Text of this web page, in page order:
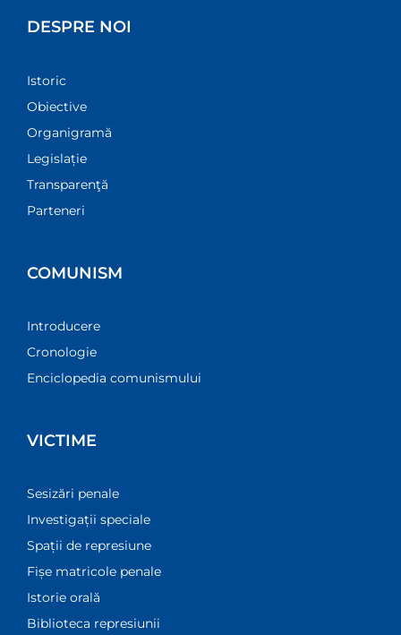
DESPRE NOI
Istoric
Obiective
Organigramă
Legislație
Transparenţă
Parteneri
COMUNISM
Introducere
Cronologie
Enciclopedia comunismului
VICTIME
Sesizări penale
Investigații speciale
Spații de represiune
Fișe matricole penale
Istorie orală
Biblioteca represiunii